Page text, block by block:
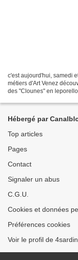
c'est aujourd'hui, samedi
métiers d'Art Venez
des "Clounes" en
Hébergé par
Top articles
Pages
Contact
Signaler un abus
C.G.U.
Cookies et données
Préférences cookies
Voir le profil de